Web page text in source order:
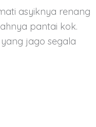
asyiknya renang
pantai kok.
jago segala